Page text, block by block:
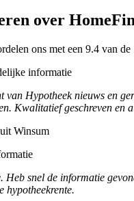
over
ons met een 9.4 van de
informatie
van Hypotheek nieuws en
Kwalitatief geschreven en
Winsum
Heb snel de informatie
hypotheekrente.